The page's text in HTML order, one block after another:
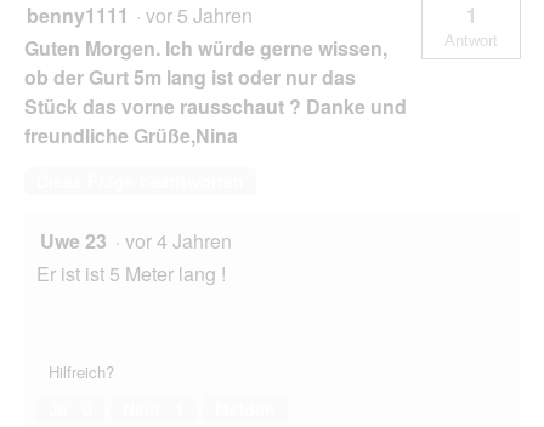
benny1111 · vor 5 Jahren
Guten Morgen. Ich würde gerne wissen,
ob der Gurt 5m lang ist oder nur das
Stück das vorne rausschaut ? Danke und
freundliche Grüße,Nina
1
Antwort
Uwe 23 · vor 4 Jahren
Er ist ist 5 Meter lang !
Hilfreich?